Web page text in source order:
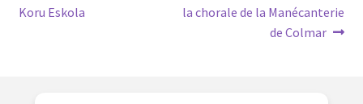
depost:
Koru Eskola
post:
la chorale de la Manécanterie
de Colmar